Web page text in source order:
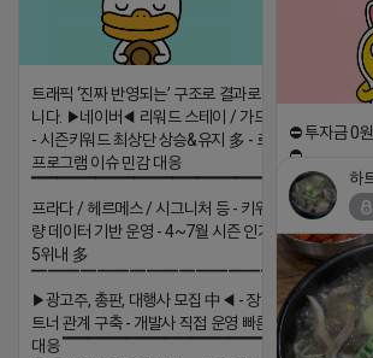
트래픽 ‘진짜 반영되는’ 구조로 결과로 보여드립
니다. ▶네이버◀ 리워드 스테이 / 가드 / 자몽 등
- 시즌키워드 최상단 상승&유지 多 - 로직변화,
프로그램 이슈 민감 대응
▔▔▔▔▔▔▔▔▔▔▔▔▔▔▔▔▔▔ ▶쿠팡◀
프라다 / 헤르메스 / 시그니처 등 - 키워드 검색
량 데이터 기반 운영 - 4~7월 시즌 인기 키워드
5위내 多
▔▔▔▔▔▔▔▔▔▔▔▔▔▔▔▔▔▔
▶광고주, 총판, 대행사 모집 中◀ - 장기 협업 파
트너 관계 구축 - 개발사 직접 운영 빠른 피드백
대응 ▔▔▔▔▔▔▔▔▔▔▔▔▔▔▔▔▔▔ (카
⛔️ 투자금 0
⛔️
2026-04-18